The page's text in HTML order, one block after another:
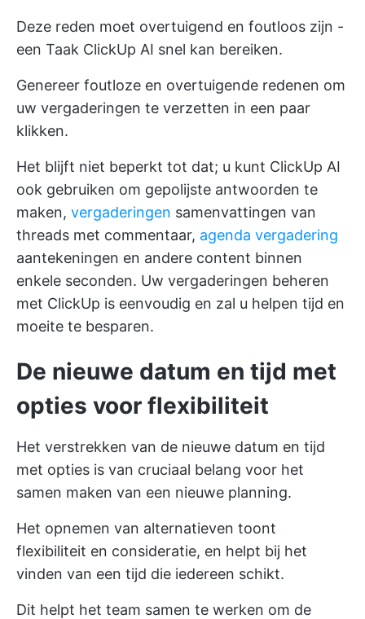
Deze reden moet overtuigend en foutloos zijn -
een Taak ClickUp AI snel kan bereiken.
Genereer foutloze en overtuigende redenen om
uw vergaderingen te verzetten in een paar
klikken.
Het blijft niet beperkt tot dat; u kunt ClickUp AI
ook gebruiken om gepolijste antwoorden te
maken, vergaderingen samenvattingen van
threads met commentaar, agenda vergadering
aantekeningen en andere content binnen
enkele seconden. Uw vergaderingen beheren
met ClickUp is eenvoudig en zal u helpen tijd en
moeite te besparen.
De nieuwe datum en tijd met
opties voor flexibiliteit
Het verstrekken van de nieuwe datum en tijd
met opties is van cruciaal belang voor het
samen maken van een nieuwe planning.
Het opnemen van alternatieven toont
flexibiliteit en consideratie, en helpt bij het
vinden van een tijd die iedereen schikt.
Dit helpt het team samen te werken om de